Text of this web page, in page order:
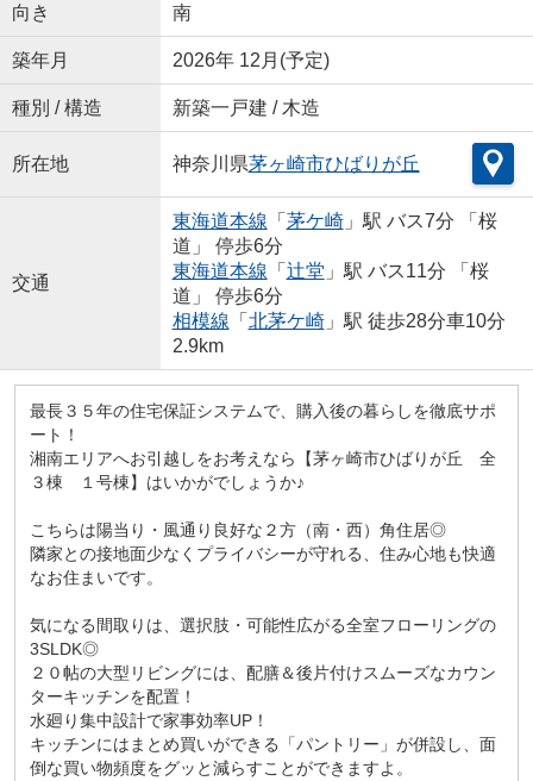
向き 南
築年月 2026年 12月(予定)
種別 / 構造 新築一戸建 / 木造
所在地 神奈川県茅ヶ崎市ひばりが丘
交通
東海道本線 「 茅ケ崎」駅 バス7分 「桜
道」 停歩6分
東海道本線 「 辻堂 」駅 バス11分 「桜
道」 停歩6分
相模線 「 北茅ケ崎」駅 徒歩28分車10分
2.9km
最長３５年の住宅保証システムで、購入後の暮らしを徹底サポ
ート！
湘南エリアへお引越しをお考えなら【茅ヶ崎市ひばりが丘 全
３棟 １号棟】はいかがでしょうか♪
こちらは陽当り・風通り良好な２方（南・西）角住居◎
隣家との接地面少なくプライバシーが守れる、住み心地も快適
なお住まいです。
気になる間取りは、選択肢・可能性広がる全室フローリングの
3SLDK◎
２０帖の大型リビングには、配膳＆後片付けスムーズなカウン
ターキッチンを配置！
水廻り集中設計で家事効率UP！
キッチンにはまとめ買いができる「パントリー」が併設し、面
倒な買い物頻度をグッと減らすことができますよ。